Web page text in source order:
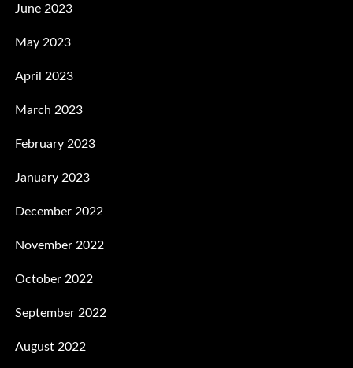
June 2023
May 2023
April 2023
March 2023
February 2023
January 2023
December 2022
November 2022
October 2022
September 2022
August 2022